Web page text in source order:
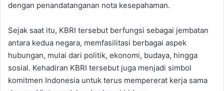
dengan penandatanganan nota kesepahaman.
Sejak saat itu, KBRI tersebut berfungsi sebagai jembatan
antara kedua negara, memfasilitasi berbagai aspek
hubungan, mulai dari politik, ekonomi, budaya, hingga
sosial. Kehadiran KBRI tersebut juga menjadi simbol
komitmen Indonesia untuk terus mempererat kerja sama